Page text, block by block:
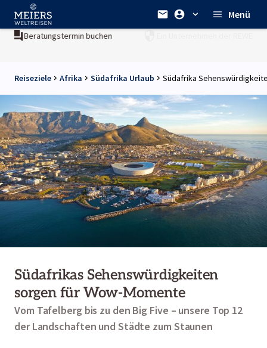
Menü
Ein Unternehmen derREWE Group
Reiseziele Afrika Südafrika Urlaub Südafrika
Südafrikas Sehenswürdigkeiten
sorgen für Wow-Momente
Vom Tafelberg bis zu den Big Five – unsere Top 12
der Landschaften und Städte zum Staunen